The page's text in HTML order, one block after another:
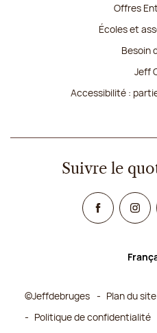
Offres
Écoles et
Besoin
Jeff
Accessibilité :
Suivre le
Facebook
©Jeffdebruges Plan du site
Politique de confidentialité